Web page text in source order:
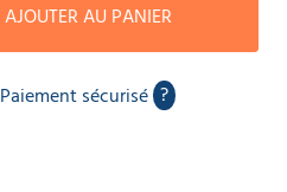
AJOUTER AU PANIER
Paiement sécurisé ?